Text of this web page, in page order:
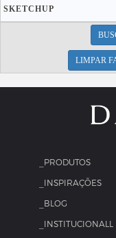
SKETCHUP
LIMPAR
_PRODUTOS
_INSPIRAÇÕES
_BLOG
_INSTITUCIONALL